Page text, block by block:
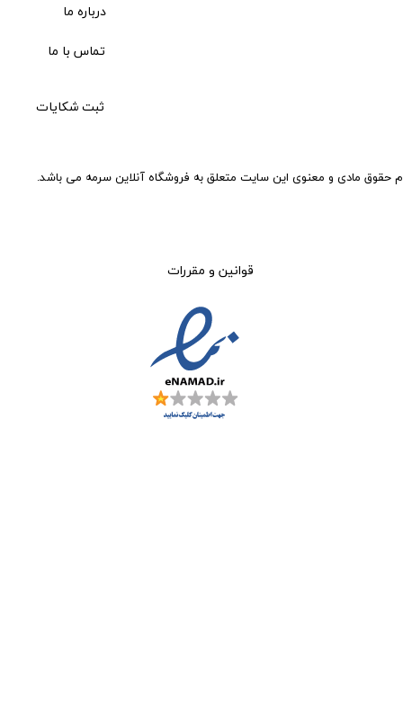
حقوق مادی و معنوی این سایت متعلق به فروشگاه آنلاین سرمه می باشد.
ثبت شکایات
قوانین و مقررات
تماس با ما
درباره ما